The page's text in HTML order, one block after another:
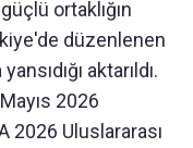
ortaklığın
düzenlenen
aktarıldı.
2026
2026 Uluslararası